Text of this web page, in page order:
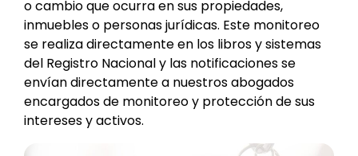
o cambio que ocurra en sus propiedades,
inmuebles o personas jurídicas. Este monitoreo
se realiza directamente en los libros y sistemas
del Registro Nacional y las notificaciones se
envían directamente a nuestros abogados
encargados de monitoreo y protección de sus
intereses y activos.